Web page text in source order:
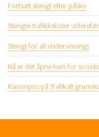
Fortsatt stengt etter påske
Stengte trafikkskoler
Stengt for all undervisning!
Nå er det åpne kurs for
Kanonpris på Trafikalt